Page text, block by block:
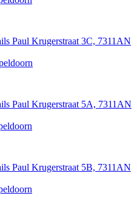
Paul Krugerstraat 3C, 7311AN
Paul Krugerstraat 5A, 7311AN
Paul Krugerstraat 5B, 7311AN